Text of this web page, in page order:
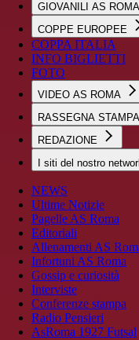
GIOVANILI AS ROMA
COPPE EUROPEE
COPPA ITALIA
INFO BIGLIETTI
FOTO
VIDEO AS ROMA
RASSEGNA STAMPA
REDAZIONE
I siti del nostro
NEWS
Ultime Notizie
Pagelle AS Roma
Editoriali
Allenamenti AS
Infortuni AS Roma
Gossip e curiosità
Interviste
Conferenze stampa
Radio Pensieri
AsRoma 1927 Futsal